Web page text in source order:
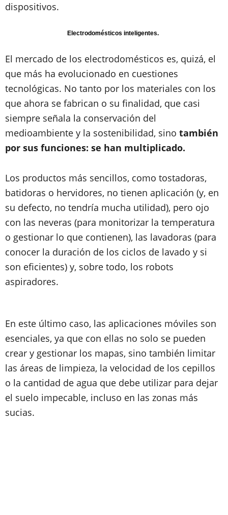
dispositivos.
Electrodomésticos inteligentes.
El mercado de los electrodomésticos es, quizá, el
que más ha evolucionado en cuestiones
tecnológicas. No tanto por los materiales con los
que ahora se fabrican o su finalidad, que casi
siempre señala la conservación del
medioambiente y la sostenibilidad, sino también
por sus funciones: se han multiplicado.
Los productos más sencillos, como tostadoras,
batidoras o hervidores, no tienen aplicación (y, en
su defecto, no tendría mucha utilidad), pero ojo
con las neveras (para monitorizar la temperatura
o gestionar lo que contienen), las lavadoras (para
conocer la duración de los ciclos de lavado y si
son eficientes) y, sobre todo, los robots
aspiradores.
En este último caso, las aplicaciones móviles son
esenciales, ya que con ellas no solo se pueden
crear y gestionar los mapas, sino también limitar
las áreas de limpieza, la velocidad de los cepillos
o la cantidad de agua que debe utilizar para dejar
el suelo impecable, incluso en las zonas más
sucias.